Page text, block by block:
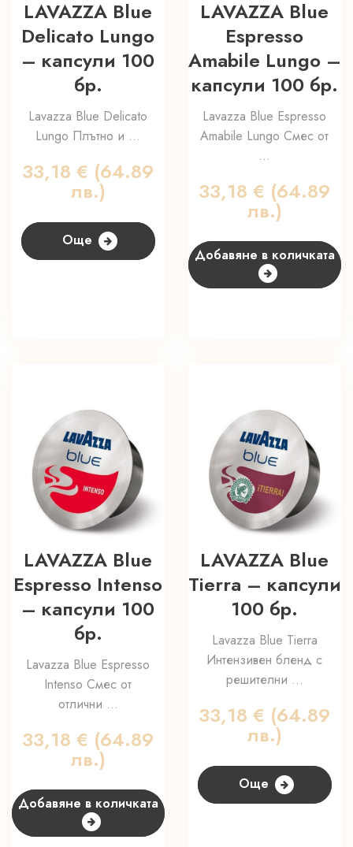
LAVAZZA Blue
Delicato Lungo
– капсули 100
бр.
Lavazza Blue Delicato
Lungo Плътно и ...
33,18€ (64.89
лв.)
Още
LAVAZZA Blue
Espresso
Amabile Lungo –
капсули 100 бр.
Lavazza Blue Espresso
Amabile Lungo Смес от
...
33,18€ (64.89
лв.)
Добавяне в количката
LAVAZZA Blue
Espresso Intenso
– капсули 100
бр.
Lavazza Blue Espresso
Intenso Смес от
отлични ...
33,18€ (64.89
лв.)
Добавяне в количката
LAVAZZA Blue
Tierra – капсули
100 бр.
Lavazza Blue Tierra
Интензивен бленд с
решителни ...
33,18€ (64.89
лв.)
Още